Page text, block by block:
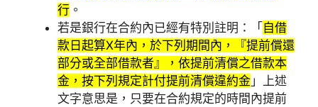
行 。
若是銀行在合約內已經有特別註明：「自借
款日起算X年內，於下列期間內，『提前償還
部分或全部借款者』，依提前清償之借款本
金，按下列規定計付提前清償違約金 」上述
文字意思是，只要在合約規定的時間內提前